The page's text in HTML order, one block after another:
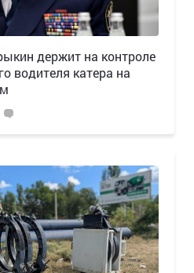
держит на контроле
водителя катера на